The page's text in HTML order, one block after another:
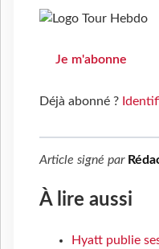
Je m'abonne
Déjà abonné ?
Article signé par
À lire aussi
Hyatt publie